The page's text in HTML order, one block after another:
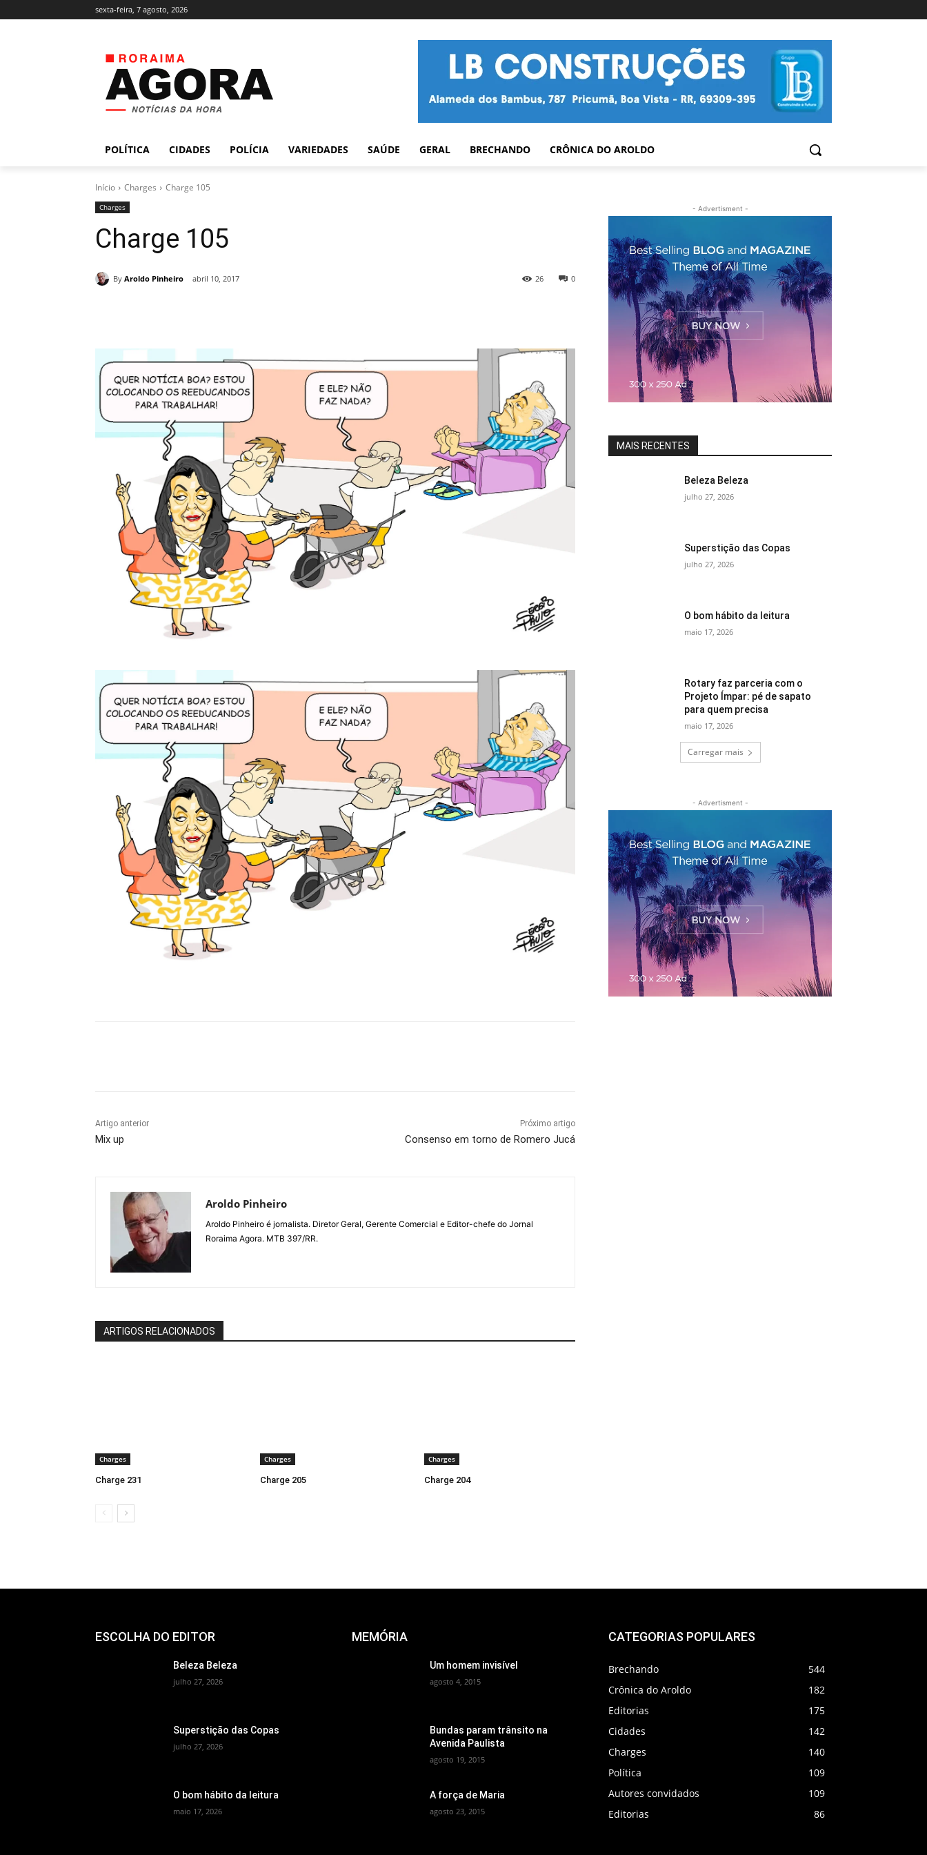
sexta-feira, 7 agosto, 2026
POLÍTICA CIDADES POLÍCIA VARIEDADES SAÚDE GERAL BRECHANDO CRÔNICA DO AROLDO
Início Charges Charge 105
Charges
Charge 105
By Aroldo Pinheiro abril 10, 2017 0
26
Artigo anterior
Mix up
Próximo artigo
Consenso em torno de Romero Jucá
Aroldo Pinheiro
Aroldo Pinheiro é jornalista. Diretor Geral, Gerente Comercial e Editor-chefe do Jornal
Roraima Agora. MTB 397/RR.
ARTIGOS RELACIONADOS
Charges
Charge 231
Charges
Charge 205
Charges
Charge 204
- Advertisment -
MAIS RECENTES
Beleza Beleza
julho 27, 2026
Superstição das Copas
julho 27, 2026
O bom hábito da leitura
maio 17, 2026
Rotary faz parceria com o
Projeto Ímpar: pé de sapato
para quem precisa
maio 17, 2026
Carregar mais
- Advertisment -
ESCOLHA DO EDITOR
Beleza Beleza
julho 27, 2026
Superstição das Copas
julho 27, 2026
O bom hábito da leitura
maio 17, 2026
MEMÓRIA
Um homem invisível
agosto 4, 2015
Bundas param trânsito na
Avenida Paulista
agosto 19, 2015
A força de Maria
agosto 23, 2015
CATEGORIAS POPULARES
Brechando
544
Crônica do Aroldo
182
Editorias
175
Cidades
142
Charges
140
Política
109
Autores convidados
109
Editorias
86